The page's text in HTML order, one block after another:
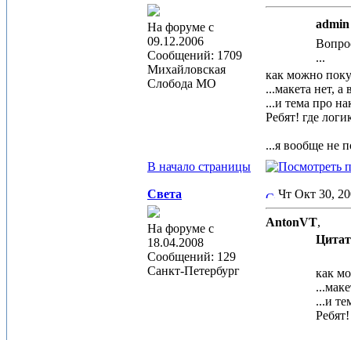
На форуме с
09.12.2006
Сообщений: 1709
Михайловская
Слобода МО
...
как можно
...макета нет, а
...и тема про
Ребят! где
...я вообще не
В начало страницы
Света
На форуме с
18.04.2008
Сообщений: 129
Санкт-Петербург
Чт Окт 30,
AntonVT,
как
...и